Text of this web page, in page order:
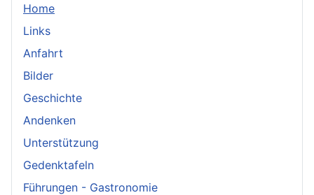
Home
Links
Anfahrt
Bilder
Geschichte
Andenken
Unterstützung
Gedenktafeln
Führungen - Gastronomie